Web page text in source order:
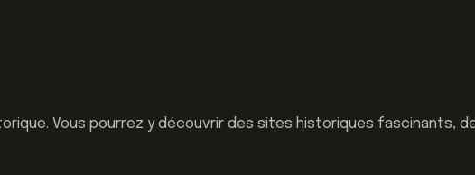
Vous pourrez y découvrir des sites historiques fascinants,